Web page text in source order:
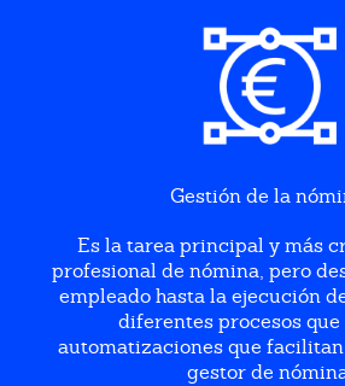
Gestión de la
Es la tarea principal y más
profesional de nómina, pero
empleado hasta la ejecución
diferentes procesos
automatizaciones que
gestor de